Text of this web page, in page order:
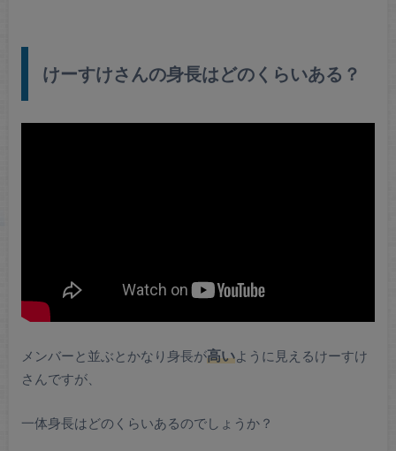
けーすけさんの身長はどのくらいある？
メンバーと並ぶとかなり身長が高いように見えるけーすけ
さんですが、
一体身長はどのくらいあるのでしょうか？